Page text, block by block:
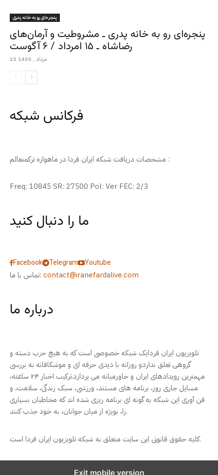
پنجره‌ای رو به خانه پدری
پنجره‌ای رو به خانه پدری ـ مشروطیت و آرمان‌های
رضاشاه ـ ۱۵ امرداد / ۶ آگوست
15 مرداد , 1405
فرکانس شبکه
مشخصات دریافت شبکه ایران فردا در ماهواره ترکمنعالم :
Freq: 10845 SR: 27500 Pol: Ver FEC: 2/3
ما را دنبال کنید
Facebook Telegram
Youtube
تماس با ما: contact@iranefardalive.com
درباره ما
تلویزیون ایران فردایک شبکه خصوصی است که به هیچ حزب دسته و
گروهی تعلق نداردو روزانه با دیدی حرفه ای و موشکافانه به بررسی
مهمترین رویدادهای ایران و خاورمیانه می پردازد.ترکیب اخبار ۲۴ ساعته،
مسایل جاری روز، برنامه های مستند، ورزشی، سبک زندگی، سلامت، و
فن آوری این شبکه به گونه ای برنامه ریزی شده اند که مخاطبان بسیاری
را، بویژه از میان جوانان، به خود جذب کنند.
کلیه حقوق قانونی این سایت متعلق به شبکه تلویزیون ایران فردا است.
Exit mobile version